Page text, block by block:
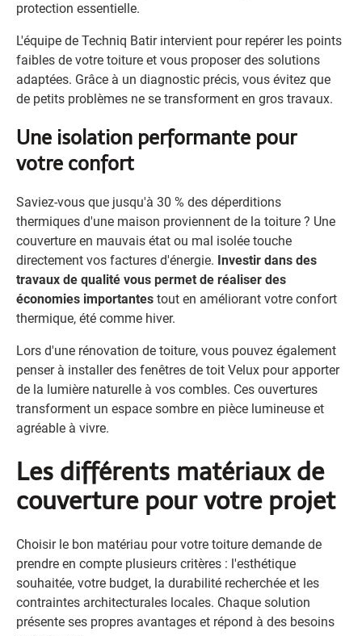
protection essentielle.
L'équipe de Techniq Batir intervient pour repérer les points
faibles de votre toiture et vous proposer des solutions
adaptées. Grâce à un diagnostic précis, vous évitez que
de petits problèmes ne se transforment en gros travaux.
Une isolation performante pour
votre confort
Saviez-vous que jusqu'à 30 % des déperditions
thermiques d'une maison proviennent de la toiture ? Une
couverture en mauvais état ou mal isolée touche
directement vos factures d'énergie. Investir dans des
travaux de qualité vous permet de réaliser des
économies importantes tout en améliorant votre confort
thermique, été comme hiver.
Lors d'une rénovation de toiture, vous pouvez également
penser à installer des fenêtres de toit Velux pour apporter
de la lumière naturelle à vos combles. Ces ouvertures
transforment un espace sombre en pièce lumineuse et
agréable à vivre.
Les différents matériaux de
couverture pour votre projet
Choisir le bon matériau pour votre toiture demande de
prendre en compte plusieurs critères : l'esthétique
souhaitée, votre budget, la durabilité recherchée et les
contraintes architecturales locales. Chaque solution
présente ses propres avantages et répond à des besoins